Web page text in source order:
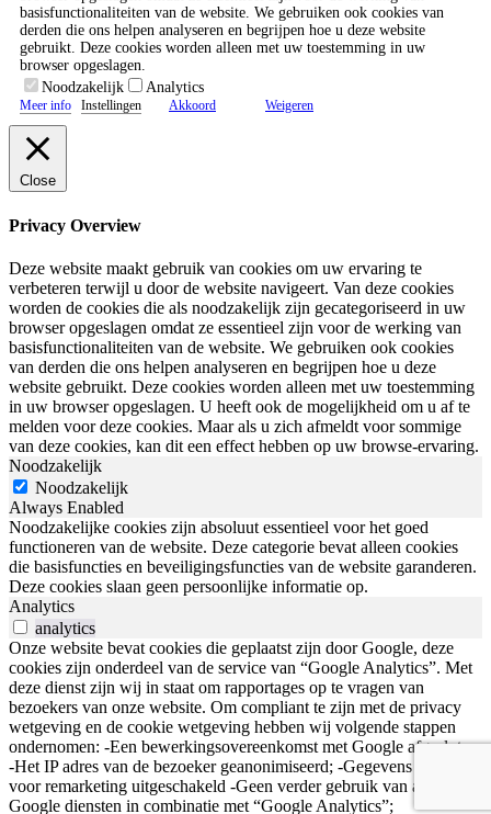
basisfunctionaliteiten van de website. We gebruiken ook cookies van
derden die ons helpen analyseren en begrijpen hoe u deze website
gebruikt. Deze cookies worden alleen met uw toestemming in uw
browser opgeslagen.
Noodzakelijk
Analytics
Meer info Instellingen Akkoord Weigeren
Close
Privacy Overview
Deze website maakt gebruik van cookies om uw ervaring te
verbeteren terwijl u door de website navigeert. Van deze cookies
worden de cookies die als noodzakelijk zijn gecategoriseerd in uw
browser opgeslagen omdat ze essentieel zijn voor de werking van
basisfunctionaliteiten van de website. We gebruiken ook cookies
van derden die ons helpen analyseren en begrijpen hoe u deze
website gebruikt. Deze cookies worden alleen met uw toestemming
in uw browser opgeslagen. U heeft ook de mogelijkheid om u af te
melden voor deze cookies. Maar als u zich afmeldt voor sommige
van deze cookies, kan dit een effect hebben op uw browse-ervaring.
Noodzakelijk
Noodzakelijk
Always Enabled
Noodzakelijke cookies zijn absoluut essentieel voor het goed
functioneren van de website. Deze categorie bevat alleen cookies
die basisfuncties en beveiligingsfuncties van de website garanderen.
Deze cookies slaan geen persoonlijke informatie op.
Analytics
analytics
Onze website bevat cookies die geplaatst zijn door Google, deze
cookies zijn onderdeel van de service van “Google Analytics”. Met
deze dienst zijn wij in staat om rapportages op te vragen van
bezoekers van onze website. Om compliant te zijn met de privacy
wetgeving en de cookie wetgeving hebben wij volgende stappen
ondernomen: -Een bewerkingsovereenkomst met Google afgesloten;
-Het IP adres van de bezoeker geanonimiseerd; -Gegevens delen
voor remarketing uitgeschakeld -Geen verder gebruik van andere
Google diensten in combinatie met “Google Analytics”;